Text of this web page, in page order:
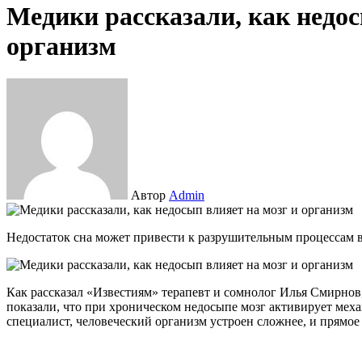
Медики рассказали, как
организм
Автор Admin
Недостаток сна может привести к разрушительным
Как рассказал «Известиям» терапевт и сомнолог Илья
показали, что при хроническом недосыпе мозг активирует
специалист, человеческий организм устроен сложнее, и